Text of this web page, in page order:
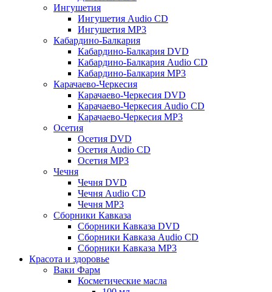
Ингушетия
Ингушетия Audio CD
Ингушетия MP3
Кабардино-Балкария
Кабардино-Балкария DVD
Кабардино-Балкария Audio CD
Кабардино-Балкария MP3
Карачаево-Черкесия
Карачаево-Черкесия DVD
Карачаево-Черкесия Audio CD
Карачаево-Черкесия MP3
Осетия
Осетия DVD
Осетия Audio CD
Осетия MP3
Чечня
Чечня DVD
Чечня Audio CD
Чечня MP3
Сборники Кавказа
Сборники Кавказа DVD
Сборники Кавказа Audio CD
Сборники Кавказа MP3
Красота и здоровье
Ваки Фарм
Косметические масла